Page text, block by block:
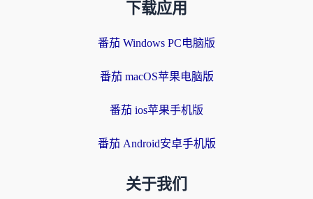
下载应用
番茄 Windows PC电脑版
番茄 macOS苹果电脑版
番茄 ios苹果手机版
番茄 Android安卓手机版
关于我们